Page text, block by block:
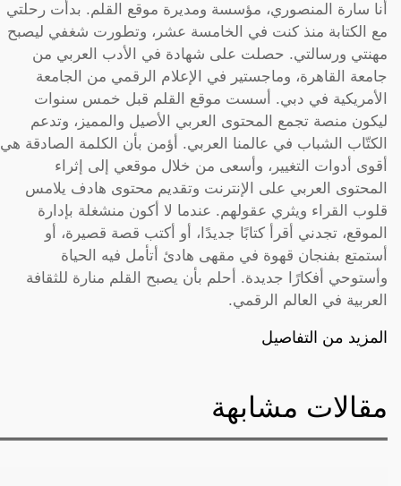
أنا سارة المنصوري، مؤسسة ومديرة موقع القلم. بدأت رحلتي
مع الكتابة منذ كنت في الخامسة عشر، وتطورت شغفي ليصبح
مهنتي ورسالتي. حصلت على شهادة في الأدب العربي من
جامعة القاهرة، وماجستير في الإعلام الرقمي من الجامعة
الأمريكية في دبي. أسست موقع القلم قبل خمس سنوات
ليكون منصة تجمع المحتوى العربي الأصيل والمميز، وتدعم
الكتّاب الشباب في عالمنا العربي. أؤمن بأن الكلمة الصادقة هي
أقوى أدوات التغيير، وأسعى من خلال موقعي إلى إثراء
المحتوى العربي على الإنترنت وتقديم محتوى هادف يلامس
قلوب القراء ويثري عقولهم. عندما لا أكون منشغلة بإدارة
الموقع، تجدني أقرأ كتابًا جديدًا، أو أكتب قصة قصيرة، أو
أستمتع بفنجان قهوة في مقهى هادئ أتأمل فيه الحياة
وأستوحي أفكارًا جديدة. أحلم بأن يصبح القلم منارة للثقافة
العربية في العالم الرقمي.
المزيد من التفاصيل
مقالات مشابهة